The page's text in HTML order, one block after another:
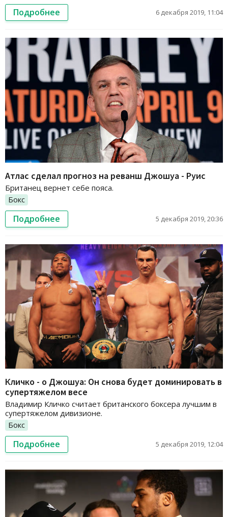
Подробнее 6 декабря 2019, 11:04
Атлас сделал прогноз на реванш Джошуа - Руис
Британец вернет себе пояса.
Бокс
Подробнее 5 декабря 2019, 20:36
Кличко - о Джошуа: Он снова будет доминировать в
супертяжелом весе
Владимир Кличко считает британского боксера лучшим в
супертяжелом дивизионе.
Бокс
Подробнее 5 декабря 2019, 12:04